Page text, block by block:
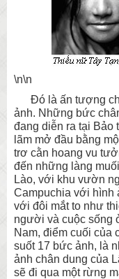
\n\n
Đó là ấn tượng
ảnh. Những bức
đang diễn ra tại Bảo
lãm mở đầu bằng
trơ cằn hoang vu
đến những làng
Lào, với khu vườn
Campuchia với hình
với đôi mắt to như
người và cuộc sống
Nam, điểm cuối của
suốt 17 bức ảnh, là
ảnh chân dung của
sẽ đi qua một rừng